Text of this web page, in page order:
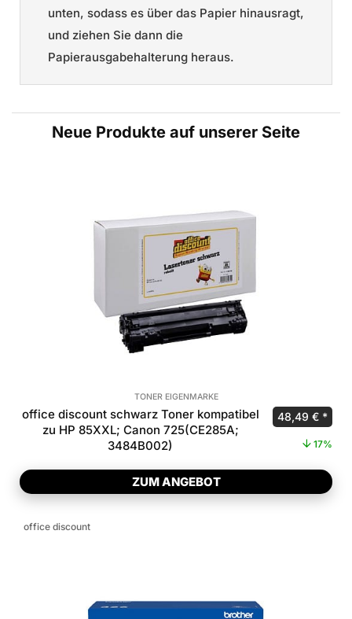
unten, sodass es über das Papier hinausragt,
und ziehen Sie dann die
Papierausgabehalterung heraus.
Neue Produkte auf unserer Seite
TONER EIGENMARKE
office discount schwarz Toner kompatibel
zu HP 85XXL; Canon 725(CE285A;
3484B002)
48,49 €
17%
ZUM ANGEBOT
office discount